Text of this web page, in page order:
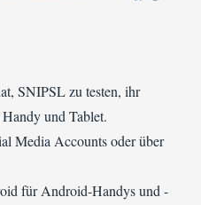
SNIPSL zu testen, ihr
und Tablet.
Media Accounts oder über
für Android-Handys und -